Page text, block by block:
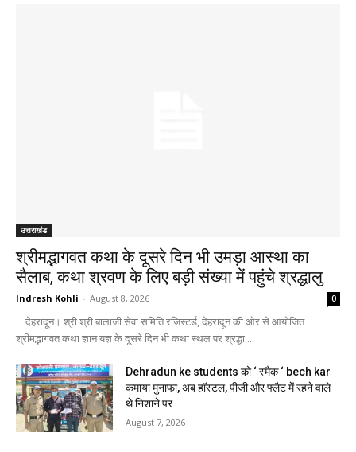
उत्तराखंड
श्रीमद्भागवत कथा के दूसरे दिन भी उमड़ा आस्था का
सैलाब, कथा श्रवण के लिए बड़ी संख्या में पहुंचे श्रद्धालु
Indresh Kohli - August 8, 2026 0
देहरादून। श्री श्री बालाजी सेवा समिति रजिस्टर्ड, देहरादून की ओर से आयोजित
श्रीमद्भागवत कथा ज्ञान यज्ञ के दूसरे दिन भी कथा स्थल पर श्रद्धा...
Dehradun ke students को ‘ स्मैक ‘ bech kar
कमाया मुनाफा, अब हॉस्टल, पीजी और फ्लैट में रहने वाले
थे निशाने पर
August 7, 2026